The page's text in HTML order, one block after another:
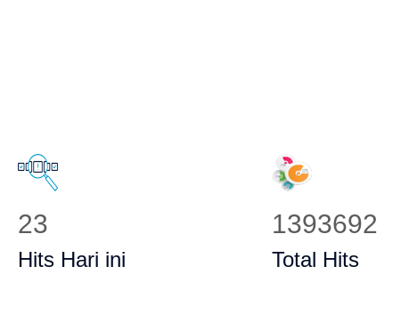
29
Hits Hari ini
1750898
Total Hits